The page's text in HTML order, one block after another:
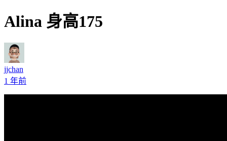
Alina 身高175
jjchan
1 年前